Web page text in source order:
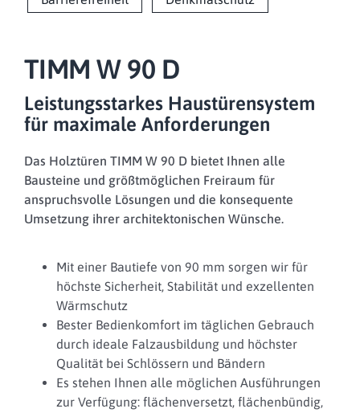
TIMM W 90 D
Leistungsstarkes Haustürensystem
für maximale Anforderungen
Das Holztüren TIMM W 90 D bietet Ihnen alle
Bausteine und größtmöglichen Freiraum für
anspruchsvolle Lösungen und die konsequente
Umsetzung ihrer architektonischen Wünsche.
Mit einer Bautiefe von 90 mm sorgen wir für
höchste Sicherheit, Stabilität und exzellenten
Wärmschutz
Bester Bedienkomfort im täglichen Gebrauch
durch ideale Falzausbildung und höchster
Qualität bei Schlössern und Bändern
Es stehen Ihnen alle möglichen Ausführungen
zur Verfügung: flächenversetzt, flächenbündig,